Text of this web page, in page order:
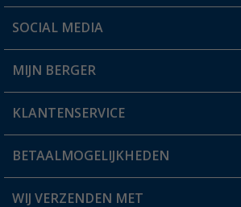
Een vraag?
Winkel vinden
SOCIAL MEDIA
MIJN BERGER
Mijn account
Status bestelling
KLANTENSERVICE
FAQ & Contact
Verzendinformatie
BETAALMOGELIJKHEDEN
WIJ VERZENDEN MET